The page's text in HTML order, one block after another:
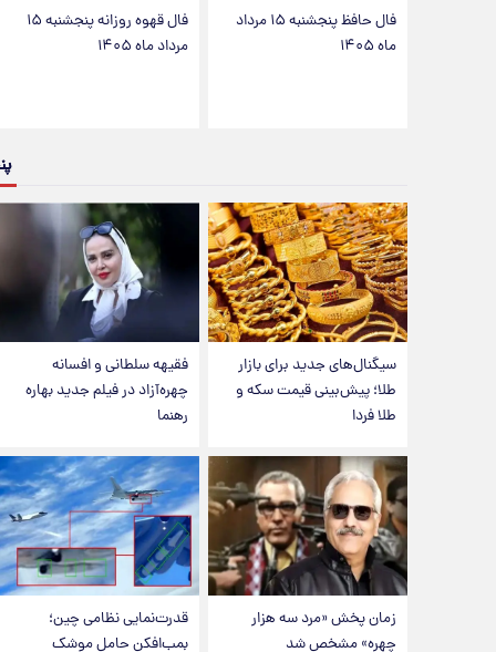
فال حافظ پنجشنبه ۱۵ مرداد
ماه ۱۴۰۵
فال قهوه روزانه پنجشنبه ۱۵
مرداد ماه ۱۴۰۵
سیگنال‌های جدید برای بازار
طلا؛ پیش‌بینی قیمت سکه و
طلا فردا
فقیهه سلطانی و افسانه
چهره‌آزاد در فیلم جدید بهاره
رهنما
زمان پخش «مرد سه هزار
چهره» مشخص شد
قدرت‌نمایی نظامی چین؛
بمب‌افکن حامل موشک